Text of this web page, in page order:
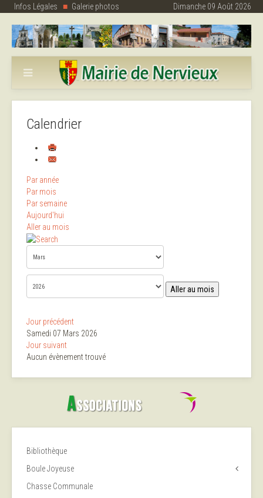
Infos Légales Galerie photos Dimanche 09 Août 2026
Calendrier
Par année
Par mois
Par semaine
Aujourd'hui
Aller au mois
Aller au mois
Jour précédent
Samedi 07 Mars 2026
Jour suivant
Aucun évènement trouvé
Bibliothèque
Boule Joyeuse
Chasse Communale